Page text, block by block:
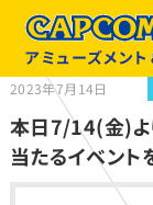
アミューズメント
2023年7月14日
本日7/14(金)よ
当たるイベント